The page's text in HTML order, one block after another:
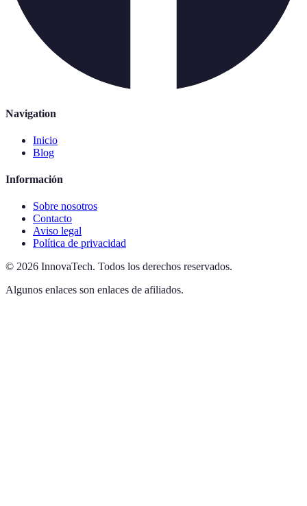
Navigation
Inicio
Blog
Información
Sobre nosotros
Contacto
Aviso legal
Política de privacidad
© 2026 InnovaTech. Todos los derechos reservados.
Algunos enlaces son enlaces de afiliados.